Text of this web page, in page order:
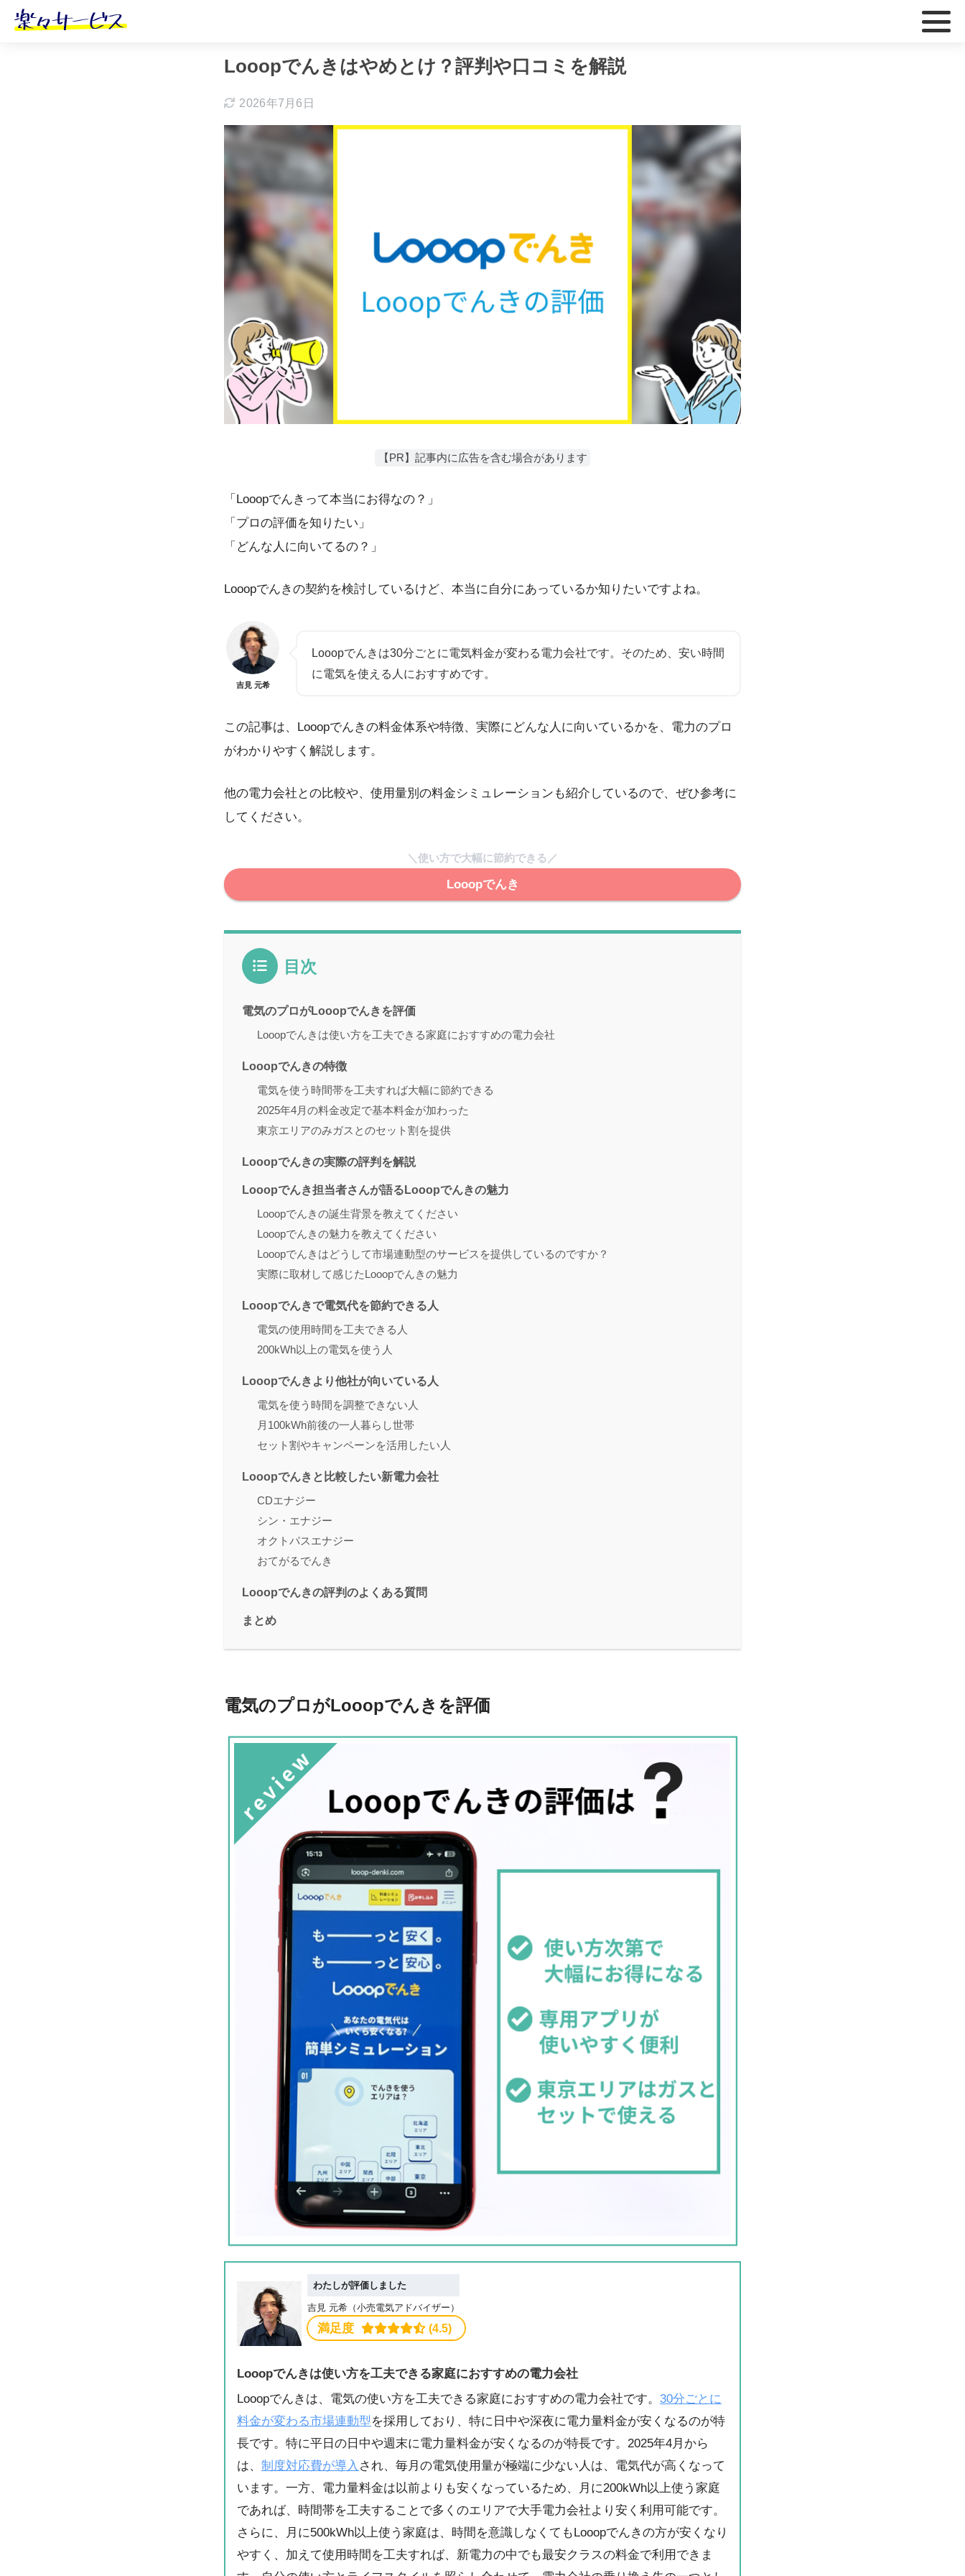
Looopでんきはやめとけ？評判や口コミを解説
2026年7月6日
【PR】記事内に広告を含む場合があります
「Looopでんきって本当にお得なの？」
「プロの評価を知りたい」
「どんな人に向いてるの？」
Looopでんきの契約を検討しているけど、本当に自分にあっているか知りたいですよね。
吉見 元希
Looopでんきは30分ごとに電気料金が変わる電力会社です。そのため、安い時間
に電気を使える人におすすめです。
この記事は、Looopでんきの料金体系や特徴、実際にどんな人に向いているかを、電力のプロ
がわかりやすく解説します。
他の電力会社との比較や、使用量別の料金シミュレーションも紹介しているので、ぜひ参考に
してください。
＼使い方で大幅に節約できる／
Looopでんき
目次
電気のプロがLooopでんきを評価
Looopでんきは使い方を工夫できる家庭におすすめの電力会社
Looopでんきの特徴
電気を使う時間帯を工夫すれば大幅に節約できる
2025年4月の料金改定で基本料金が加わった
東京エリアのみガスとのセット割を提供
Looopでんきの実際の評判を解説
Looopでんき担当者さんが語るLooopでんきの魅力
Looopでんきの誕生背景を教えてください
Looopでんきの魅力を教えてください
Looopでんきはどうして市場連動型のサービスを提供しているのですか？
実際に取材して感じたLooopでんきの魅力
Looopでんきで電気代を節約できる人
電気の使用時間を工夫できる人
200kWh以上の電気を使う人
Looopでんきより他社が向いている人
電気を使う時間を調整できない人
月100kWh前後の一人暮らし世帯
セット割やキャンペーンを活用したい人
Looopでんきと比較したい新電力会社
CDエナジー
シン・エナジー
オクトパスエナジー
おてがるでんき
Looopでんきの評判のよくある質問
まとめ
電気のプロがLooopでんきを評価
わたしが評価しました
吉見 元希（小売電気アドバイザー）
満足度 (4.5)
Looopでんきは使い方を工夫できる家庭におすすめの電力会社
Looopでんきは、電気の使い方を工夫できる家庭におすすめの電力会社です。 30分ごとに
料金が変わる市場連動型 を採用しており、特に日中や深夜に電力量料金が安くなるのが特
長です。特に平日の日中や週末に電力量料金が安くなるのが特長です。2025年4月から
は、 制度対応費が導入 され、毎月の電気使用量が極端に少ない人は、電気代が高くなって
います。一方、電力量料金は以前よりも安くなっているため、月に200kWh以上使う家庭
であれば、時間帯を工夫することで多くのエリアで大手電力会社より安く利用可能です。
さらに、月に500kWh以上使う家庭は、時間を意識しなくてもLooopでんきの方が安くなり
やすく、加えて使用時間を工夫すれば、新電力の中でも最安クラスの料金で利用できま